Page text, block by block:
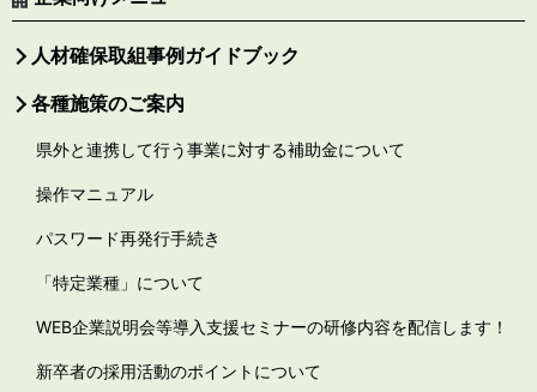
人材確保取組事例ガイドブック
各種施策のご案内
県外と連携して行う事業に対する補助金について
操作マニュアル
パスワード再発行手続き
「特定業種」について
WEB企業説明会等導入支援セミナーの研修内容を配信します！
新卒者の採用活動のポイントについて